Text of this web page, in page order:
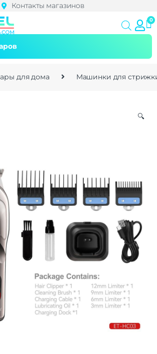
Контакты магазинов
для дома Машинки для
🔍